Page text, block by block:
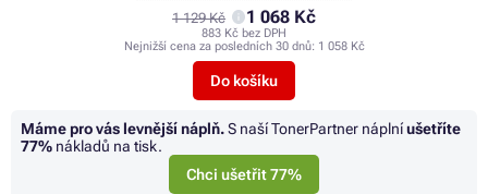
1 129 Kč 1 068 Kč
883 Kč bez DPH
Nejnižší cena za posledních 30 dnů: 1 058 Kč
Do košíku
Máme pro vás levnější náplň.S naší TonerPartner náplníušetříte
77% nákladů na tisk.
Chci ušetřit 77%